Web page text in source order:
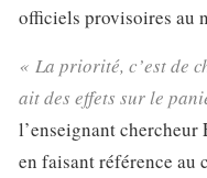
officiels provisoires au
« La priorité, c’est de
ait des effets sur le
l’enseignant chercheur
en faisant référence au